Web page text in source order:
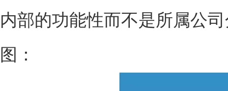
内部的功能性而不是所属公
图：